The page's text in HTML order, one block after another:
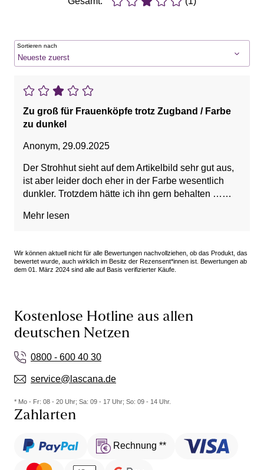
Sortieren nach
Zu groß für Frauenköpfe trotz Zugband / Farbe
zu dunkel
Anonym, 29.09.2025
Der Strohhut sieht auf dem Artikelbild sehr gut aus,
ist aber leider doch eher in der Farbe wesentlich
dunkler. Trotzdem hätte ich ihn gern behalten …
nicht auf eine für mich passende Größe. Deshalb
Mehr lesen
Wir können aktuell nicht für alle Bewertungen nachvollziehen, ob das Produkt, das
bewertet wurde, auch wirklich im Besitz der Rezensent*innen ist. Bewertungen ab
dem 01. März 2024 sind alle auf Basis verifizierter Käufe.
Kostenlose Hotline aus allen
deutschen Netzen
0800 - 600 40 30
service@lascana.de
* Mo - Fr: 08 - 20 Uhr; Sa: 09 - 17 Uhr; So: 09 - 14 Uhr.
Zahlarten
Rechnung **